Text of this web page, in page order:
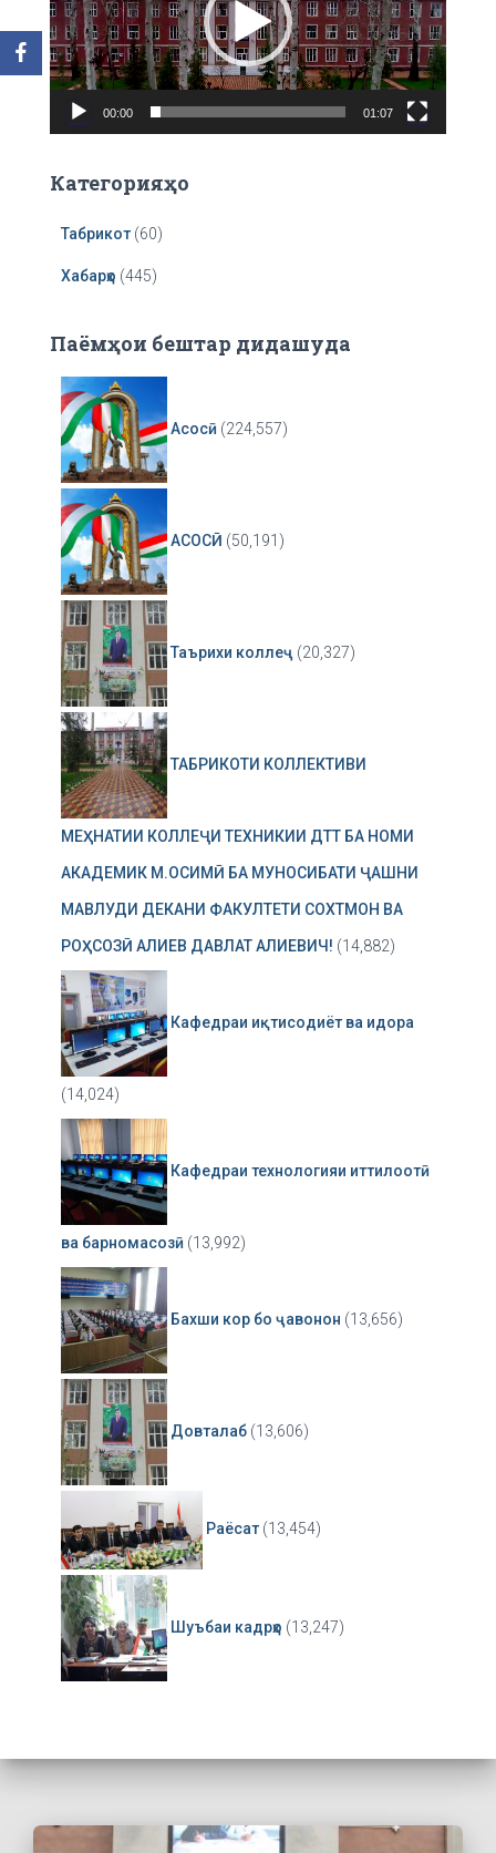
o
P
l
a
00:00 01:07
Категорияҳо
Табрикот (60)
Хабарҳо (445)
Паёмҳои бештар дидашуда
Асосӣ (224,557)
АСОСӢ (50,191)
Таърихи коллеҷ (20,327)
ТАБРИКОТИ КОЛЛЕКТИВИ
МЕҲНАТИИ КОЛЛЕҶИ ТЕХНИКИИ ДТТ БА НОМИ
АКАДЕМИК М.ОСИМӢ БА МУНОСИБАТИ ҶАШНИ
МАВЛУДИ ДЕКАНИ ФАКУЛТЕТИ СОХТМОН ВА
РОҲСОЗӢ АЛИЕВ ДАВЛАТ АЛИЕВИЧ! (14,882)
Кафедраи иқтисодиёт ва идора
(14,024)
Кафедраи технологияи иттилоотӣ
ва барномасозӣ (13,992)
Бахши кор бо ҷавонон (13,656)
Довталаб (13,606)
Раёсат (13,454)
Шуъбаи кадрҳо (13,247)